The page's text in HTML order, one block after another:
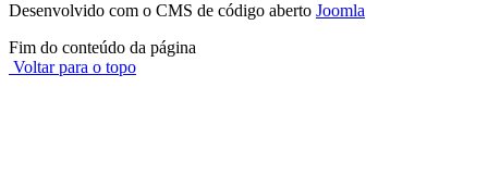
Desenvolvido com o CMS de código aberto Joomla
Fim do conteúdo da página
Voltar para o topo